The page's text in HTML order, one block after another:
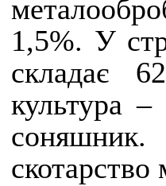
1,5%. У
складає
культура
соняшник.